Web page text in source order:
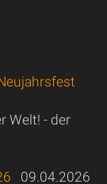
Welt! - der
09.04.2026